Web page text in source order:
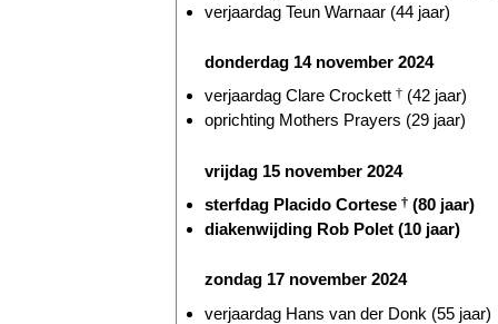
verjaardag Teun Warnaar (44 jaar)
donderdag 14 november 2024
verjaardag Clare Crockett † (42 jaar)
oprichting Mothers Prayers (29 jaar)
vrijdag 15 november 2024
sterfdag Placido Cortese † (80 jaar)
diakenwijding Rob Polet (10 jaar)
zondag 17 november 2024
verjaardag Hans van der Donk (55 jaar)